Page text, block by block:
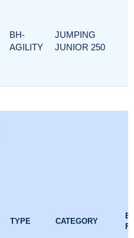
BH-
AGILITY
JUMPING
JUNIOR 250
TYPE CATEGORY